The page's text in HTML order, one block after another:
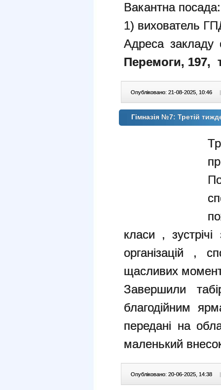
Вакантна посада:
1) вихователь
Адреса закладу
Перемоги, 197,
Опубліковано: 21-08-2025, 10:46 |
Гімназія №7: Третій
класи ,
організацій ,
щасливих
Завершили
благодійним
передані на
маленький
Опубліковано: 20-06-2025, 14:38 |